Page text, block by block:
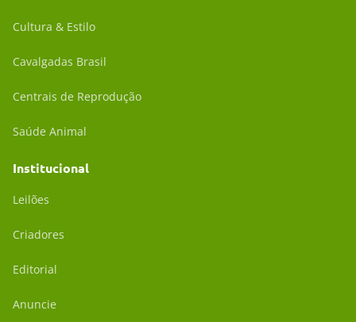
Cultura & Estilo
Cavalgadas Brasil
Centrais de Reprodução
Saúde Animal
Institucional
Leilões
Criadores
Editorial
Anuncie